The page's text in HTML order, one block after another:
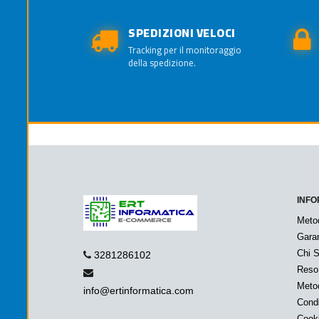
SPEDIZIONI VELOCI
Tracking per il monitoraggio
della spedizione.
3281286102
info@ertinformatica.com
Chi